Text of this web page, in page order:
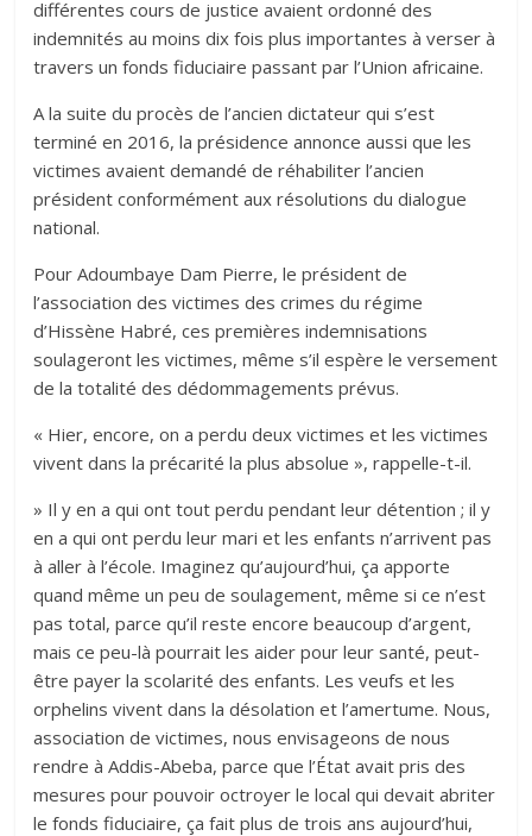
différentes cours de justice avaient ordonné des
indemnités au moins dix fois plus importantes à verser à
travers un fonds fiduciaire passant par l’Union africaine.
A la suite du procès de l’ancien dictateur qui s’est
terminé en 2016, la présidence annonce aussi que les
victimes avaient demandé de réhabiliter l’ancien
président conformément aux résolutions du dialogue
national.
Pour Adoumbaye Dam Pierre, le président de
l’association des victimes des crimes du régime
d’Hissène Habré, ces premières indemnisations
soulageront les victimes, même s’il espère le versement
de la totalité des dédommagements prévus.
« Hier, encore, on a perdu deux victimes et les victimes
vivent dans la précarité la plus absolue », rappelle-t-il.
» Il y en a qui ont tout perdu pendant leur détention ; il y
en a qui ont perdu leur mari et les enfants n’arrivent pas
à aller à l’école. Imaginez qu’aujourd’hui, ça apporte
quand même un peu de soulagement, même si ce n’est
pas total, parce qu’il reste encore beaucoup d’argent,
mais ce peu-là pourrait les aider pour leur santé, peut-
être payer la scolarité des enfants. Les veufs et les
orphelins vivent dans la désolation et l’amertume. Nous,
association de victimes, nous envisageons de nous
rendre à Addis-Abeba, parce que l’État avait pris des
mesures pour pouvoir octroyer le local qui devait abriter
le fonds fiduciaire, ça fait plus de trois ans aujourd’hui,